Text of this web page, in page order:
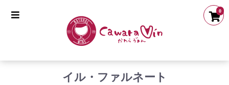
0
イル・ファルネート